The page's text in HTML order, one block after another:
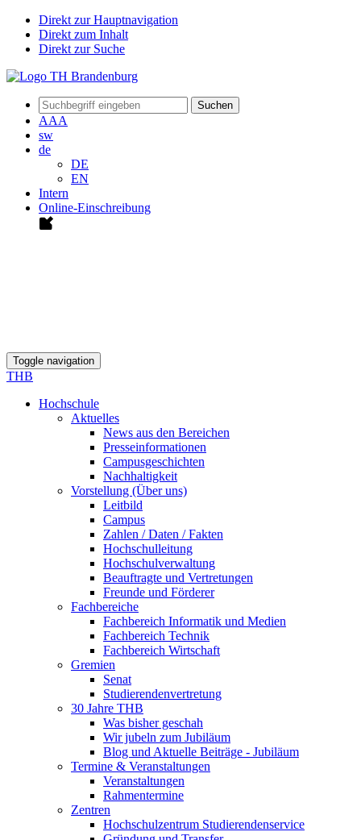
Direkt zur Hauptnavigation
Direkt zum Inhalt
Direkt zur Suche
Suchen
AAA
sw
de
DE
EN
Intern
Online-Einschreibung
Toggle navigation
THB
Hochschule
Aktuelles
News aus den Bereichen
Presseinformationen
Campusgeschichten
Nachhaltigkeit
Vorstellung (Über uns)
Leitbild
Campus
Zahlen / Daten / Fakten
Hochschulleitung
Hochschulverwaltung
Beauftragte und Vertretungen
Freunde und Förderer
Fachbereiche
Fachbereich Informatik und Medien
Fachbereich Technik
Fachbereich Wirtschaft
Gremien
Senat
Studierendenvertretung
30 Jahre THB
Was bisher geschah
Wir jubeln zum Jubiläum
Blog und Aktuelle Beiträge - Jubiläum
Termine & Veranstaltungen
Veranstaltungen
Rahmentermine
Zentren
Hochschulzentrum Studierendenservice